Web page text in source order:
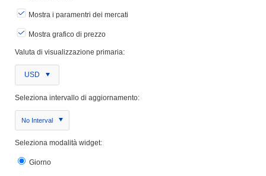
Mostra i paramentri dei mercati
Mostra grafico di prezzo
Valuta di visualizzazione primaria:
USD
Seleziona intervallo di aggiornamento:
No Interval
Seleziona modalità widget:
Giorno